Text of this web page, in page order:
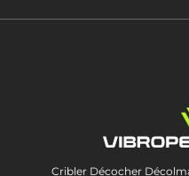
Cribler Décocher